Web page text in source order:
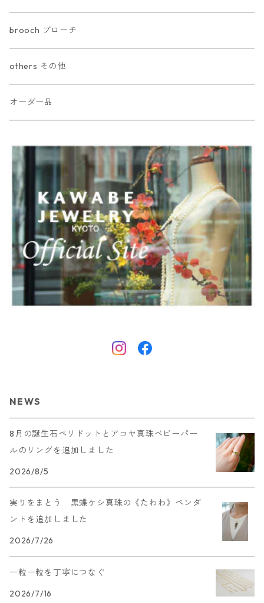
brooch ブローチ
others その他
オーダー品
NEWS
8月の誕生石ペリドットとアコヤ真珠ベビーパー
ルのリングを追加しました
2026/8/5
実りをまとう 黒蝶ケシ真珠の《たわわ》ペンダ
ントを追加しました
2026/7/26
一粒一粒を丁寧につなぐ
2026/7/16